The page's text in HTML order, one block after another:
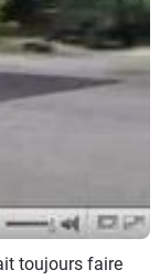
toujours faire